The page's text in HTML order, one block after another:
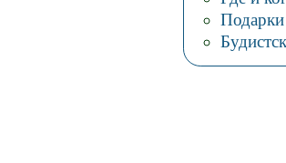
Подарки